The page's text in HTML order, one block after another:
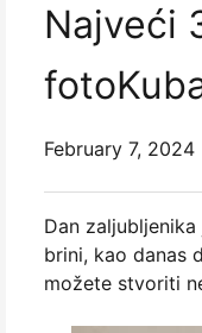
Najveći
February 7, 2024
Dan
brini, kao danas
možete stvoriti